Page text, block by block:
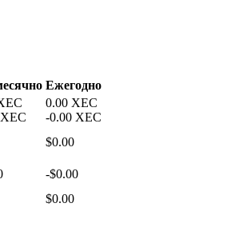
Ежегодно
XEC
0.00 XEC
-0.00 XEC
$0.00
-$0.00
$0.00